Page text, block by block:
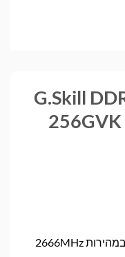
G.Skill
ערכת זיכרון G.Skill DDR4 8x12GB במהירות 2666MHz